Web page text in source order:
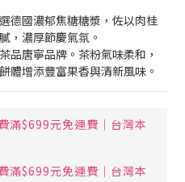
德國濃郁焦糖糖漿，佐以肉桂
，濃厚節慶氣氛。
品唐寧品牌。茶粉氣味柔和，
體增添豐富果香與清新風味。
滿$699元免運費｜台灣本
滿$699元免運費｜台灣本